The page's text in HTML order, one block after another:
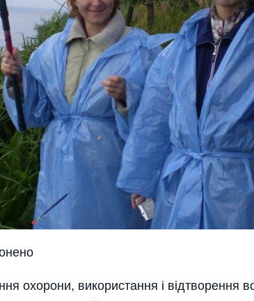
охорони, використання і відтворення